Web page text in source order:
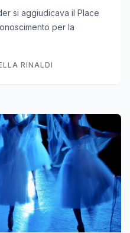
si aggiudicava il Place
per la
RINALDI